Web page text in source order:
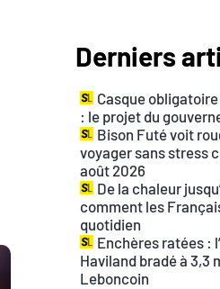
Derniers
Casque
: le projet du
Bison Futé voit
voyager sans stress
août 2026
De la chaleur
comment les
quotidien
Enchères ratées :
Haviland bradé à 3,3
Leboncoin